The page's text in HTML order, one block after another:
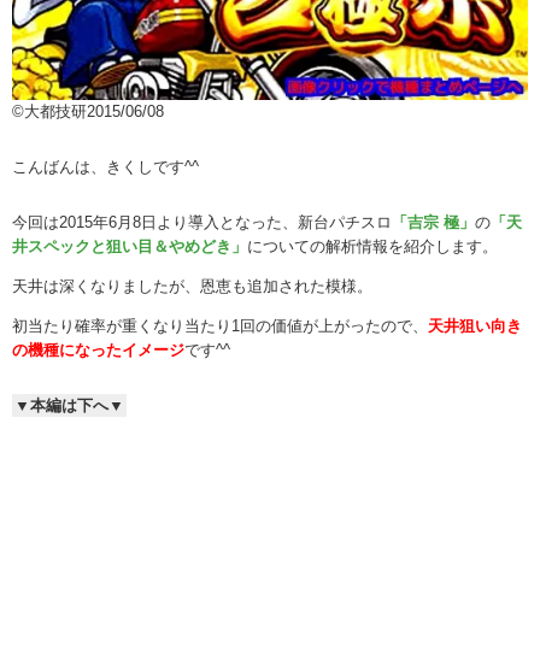
©大都技研2015/06/08
こんばんは、きくしです^^
今回は2015年6月8日より導入となった、新台パチスロ 「吉宗 極」 の 「天
井スペックと狙い目＆やめどき」 についての解析情報を紹介します。
天井は深くなりましたが、恩恵も追加された模様。
初当たり確率が重くなり当たり1回の価値が上がったので、 天井狙い向き
の機種になったイメージです^^
▼本編は下へ▼